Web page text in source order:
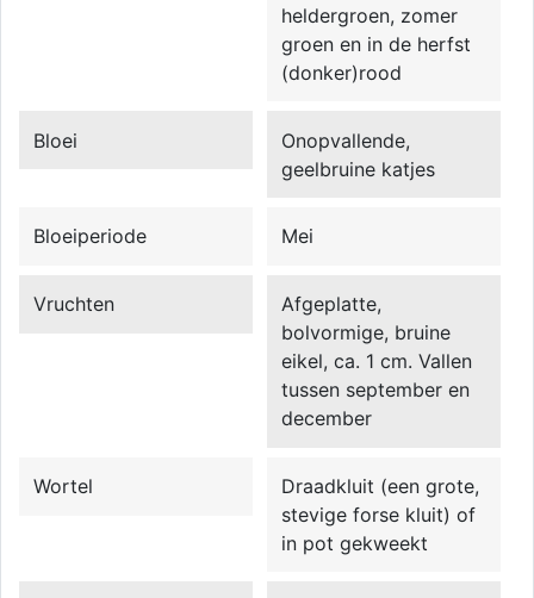
heldergroen, zomer
groen en in de herfst
(donker)rood
Bloei
Onopvallende,
geelbruine katjes
Bloeiperiode Mei
Vruchten
Afgeplatte,
bolvormige, bruine
eikel, ca. 1 cm. Vallen
tussen september en
december
Wortel
Draadkluit (een grote,
stevige forse kluit) of
in pot gekweekt